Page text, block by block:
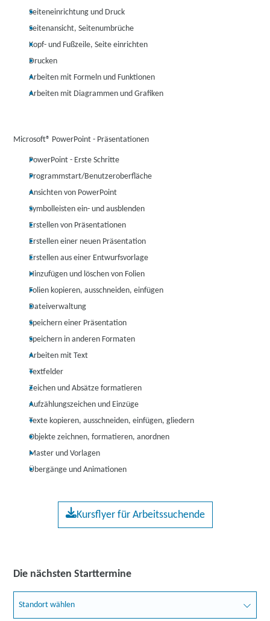
Seiteneinrichtung und Druck
Seitenansicht, Seitenumbrüche
Kopf- und Fußzeile, Seite einrichten
Drucken
Arbeiten mit Formeln und Funktionen
Arbeiten mit Diagrammen und Grafiken
Microsoft® PowerPoint - Präsentationen
PowerPoint - Erste Schritte
Programmstart/Benutzeroberfläche
Ansichten von PowerPoint
Symbolleisten ein- und ausblenden
Erstellen von Präsentationen
Erstellen einer neuen Präsentation
Erstellen aus einer Entwurfsvorlage
Hinzufügen und löschen von Folien
Folien kopieren, ausschneiden, einfügen
Dateiverwaltung
Speichern einer Präsentation
Speichern in anderen Formaten
Arbeiten mit Text
Textfelder
Zeichen und Absätze formatieren
Aufzählungszeichen und Einzüge
Texte kopieren, ausschneiden, einfügen, gliedern
Objekte zeichnen, formatieren, anordnen
Master und Vorlagen
Übergänge und Animationen
Kursflyer für Arbeitssuchende
Die nächsten Starttermine
Standort wählen